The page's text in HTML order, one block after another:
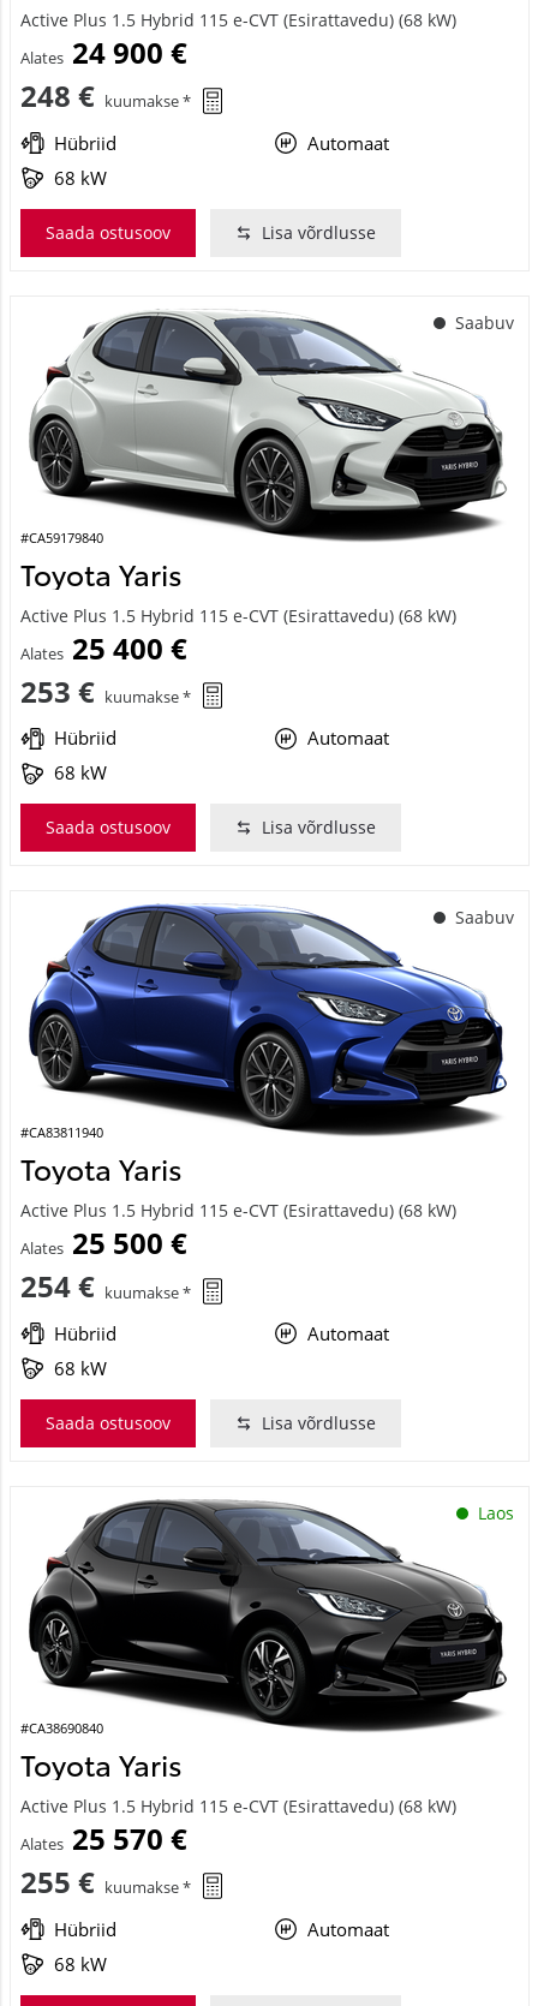
Active Plus 1.5 Hybrid 115 e-CVT (Esirattavedu) (68 kW)
Alates 24 900 €
248 € kuumakse *
Hübriid
Automaat
68 kW
Saada ostusoov Lisa võrdlusse
Saabuv
#CA59179840
Toyota Yaris
Active Plus 1.5 Hybrid 115 e-CVT (Esirattavedu) (68 kW)
Alates 25 400 €
253 € kuumakse *
Hübriid
Automaat
68 kW
Saada ostusoov Lisa võrdlusse
Saabuv
#CA83811940
Toyota Yaris
Active Plus 1.5 Hybrid 115 e-CVT (Esirattavedu) (68 kW)
Alates 25 500 €
254 € kuumakse *
Hübriid
Automaat
68 kW
Saada ostusoov Lisa võrdlusse
Laos
#CA38690840
Toyota Yaris
Active Plus 1.5 Hybrid 115 e-CVT (Esirattavedu) (68 kW)
Alates 25 570 €
255 € kuumakse *
Hübriid
Automaat
68 kW